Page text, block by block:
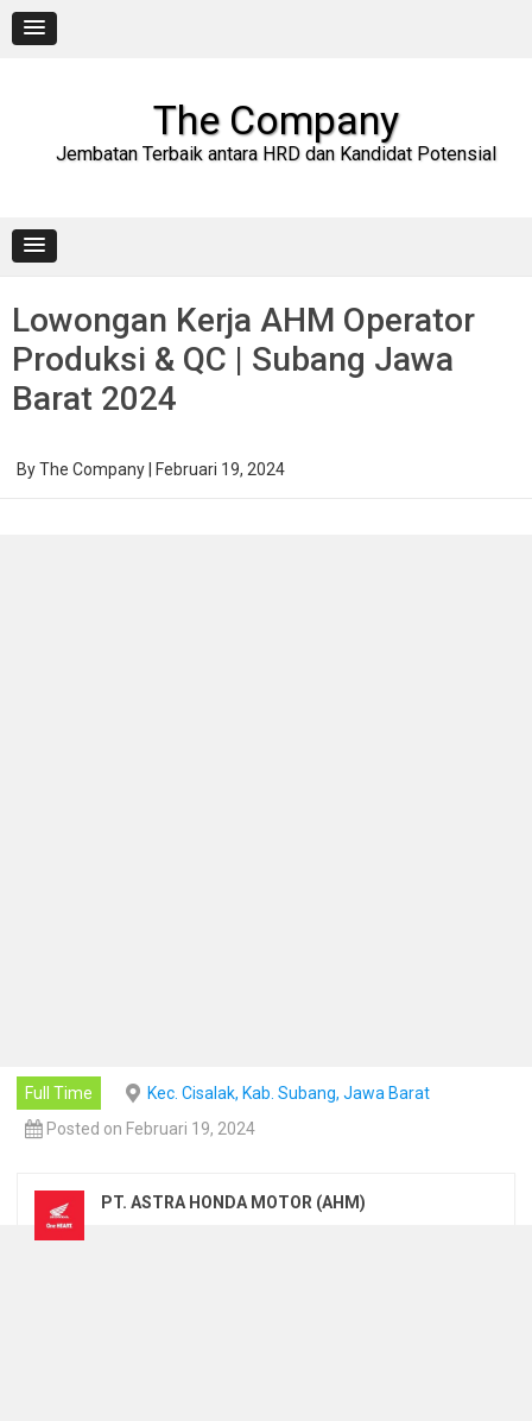
content
The Company
Jembatan Terbaik antara HRD dan Kandidat Potensial
Lowongan Kerja AHM Operator
Produksi & QC | Subang Jawa
Barat 2024
ByThe Company Februari 19, 2024
Full Time
Kec. Cisalak, Kab. Subang, Jawa Barat
Posted on Februari 19, 2024
PT. ASTRA HONDA MOTOR (AHM)